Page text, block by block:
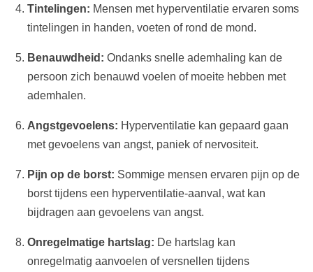
Tintelingen: Mensen met hyperventilatie ervaren soms
tintelingen in handen, voeten of rond de mond.
Benauwdheid: Ondanks snelle ademhaling kan de
persoon zich benauwd voelen of moeite hebben met
ademhalen.
Angstgevoelens: Hyperventilatie kan gepaard gaan
met gevoelens van angst, paniek of nervositeit.
Pijn op de borst: Sommige mensen ervaren pijn op de
borst tijdens een hyperventilatie-aanval, wat kan
bijdragen aan gevoelens van angst.
Onregelmatige hartslag: De hartslag kan
onregelmatig aanvoelen of versnellen tijdens